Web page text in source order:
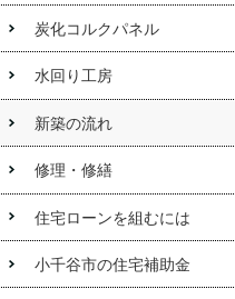
炭化コルクパネル
水回り工房
新築の流れ
修理・修繕
住宅ローンを組むには
小千谷市の住宅補助金